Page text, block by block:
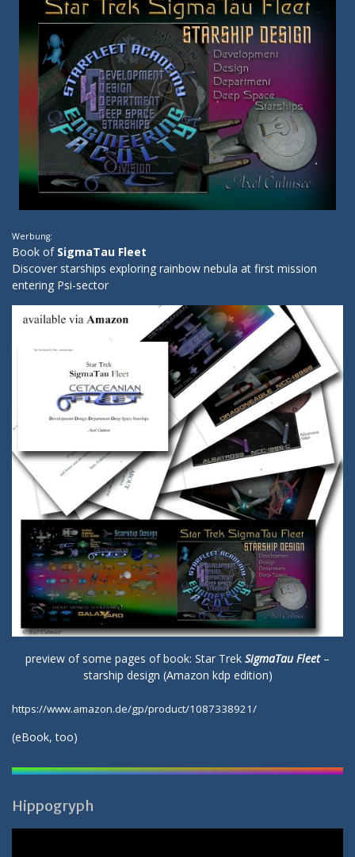
Werbung:
Book of SigmaTau Fleet
Discover starships exploring rainbow nebula at first mission
entering Psi-sector
preview of some pages of book: Star Trek SigmaTau Fleet–
starship design (Amazon kdp edition)
https://www.amazon.de/gp/product/1087338921/
(eBook, too)
Hippogryph